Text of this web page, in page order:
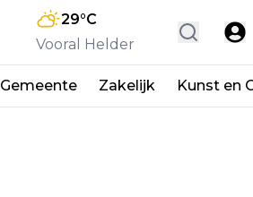
29°C
Vooral Helder
Gemeente Zakelijk Kunst en